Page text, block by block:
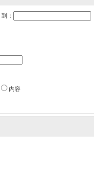
到：
内容